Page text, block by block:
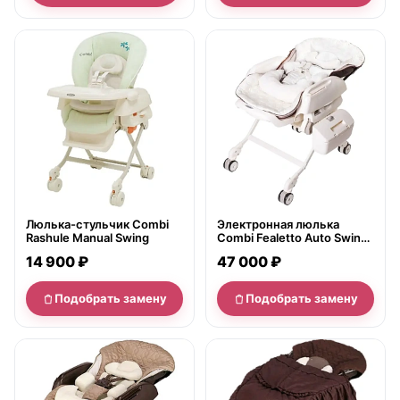
нет в продаже
Люлька-стульчик Combi
Rashule Manual Swing
14 900 ₽
Подобрать замену
нет в продаже
Электронная люлька
Combi Fealetto Auto Swing
47 000 ₽
Подобрать замену
нет в продаже нет в продаже